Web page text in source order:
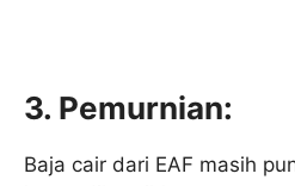
3. Pemurnian:
Baja cair dari EAF masih